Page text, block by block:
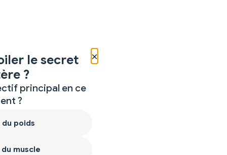
×
le secret
?
principal en ce
?
poids
muscle